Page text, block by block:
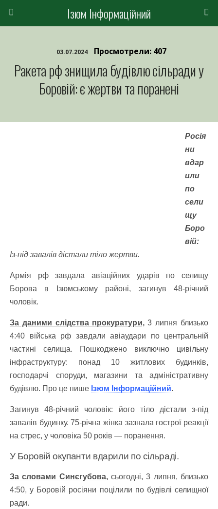
Ізюм Інформаційний
03.07.2024 Просмотрели: 407
Ракета рф знищила будівлю сільради у
Боровій: є жертви та поранені
Росія
ни
вдар
или
по
сели
щу
Боро
вій:
Із-під завалів дістали тіло жертви.
Армія рф завдала авіаційних ударів по селищу
Борова в Ізюмському районі, загинув 48-річний
чоловік.
За даними слідства прокуратури,3 липня близько
4:40 війська рф завдали авіаудари по центральній
частині селища. Пошкоджено виключно цивільну
інфраструктуру: понад 10 житлових будинків,
господарчі споруди, магазини та адміністративну
будівлю. Про це пише Ізюм Інформаційний.
Загинув 48-річний чоловік: його тіло дістали з-під
завалів будинку. 75-річна жінка зазнала гострої реакції
на стрес, у чоловіка 50 років — поранення.
У Боровій окупанти вдарили по сільраді.
За словами Синєгубова,сьогодні, 3 липня, близько
4:50, у Боровій росіяни поцілили по будівлі селищної
ради.